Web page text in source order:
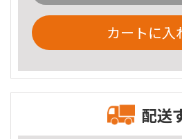
カートに入
配送